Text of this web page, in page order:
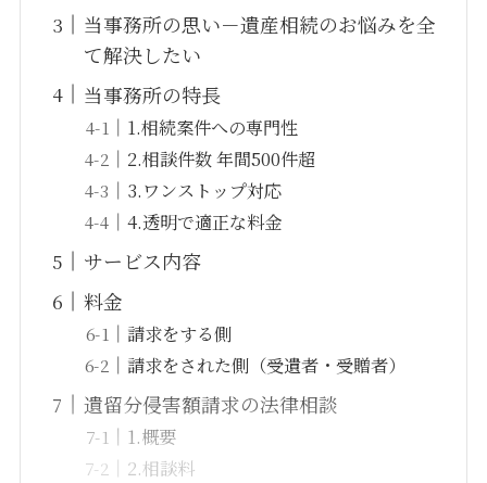
当事務所の思い－遺産相続のお悩みを全
て解決したい
当事務所の特長
1.相続案件への専門性
2.相談件数 年間500件超
3.ワンストップ対応
4.透明で適正な料金
サービス内容
料金
請求をする側
請求をされた側（受遺者・受贈者）
遺留分侵害額請求の法律相談
1.概要
2.相談料